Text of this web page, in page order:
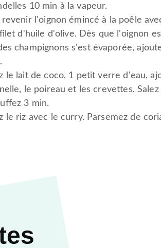
10 min à la vapeur.
revenir l'oignon émincé à la poêle
d'huile d'olive. Dès que l'oignon
champignons s'est évaporée,
le lait de coco, 1 petit verre d'eau,
le poireau et les crevettes.
3 min.
le riz avec le curry. Parsemez de